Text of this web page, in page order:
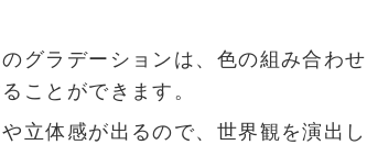
グラデーションは、色の組み合わ
ことができます。
立体感が出るので、世界観を演出し